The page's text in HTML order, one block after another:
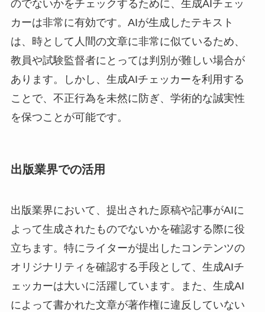
のでないかをチェックするために、生成AIチェッ
カーは非常に有効です。AIが生成したテキスト
は、時として人間の文章に非常に似ているため、
教員や試験監督者にとっては判別が難しい場合が
あります。しかし、生成AIチェッカーを利用する
ことで、不正行為を未然に防ぎ、学術的な誠実性
を保つことが可能です。
出版業界での活用
出版業界において、提出された原稿や記事がAIに
よって生成されたものでないかを確認する際に役
立ちます。特にライターが提出したコンテンツの
オリジナリティを確認する手段として、生成AIチ
ェッカーは大いに活躍しています。また、生成AI
によって書かれた文章が著作権に違反していない